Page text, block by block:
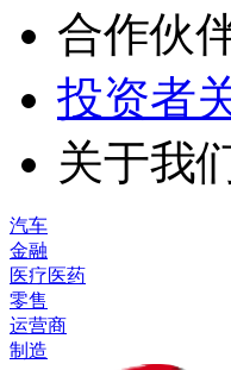
合作伙
投资者
关于我
汽车
金融
医疗医药
零售
运营商
制造